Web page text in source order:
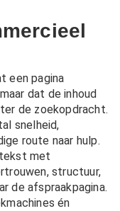
een pagina
dat de inhoud
de zoekopdracht.
snelheid,
route naar hulp.
met
structuur,
de afspraakpagina.
én